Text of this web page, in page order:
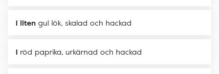
1 liten gul lök, skalad och hackad
1 röd paprika, urkärnad och hackad